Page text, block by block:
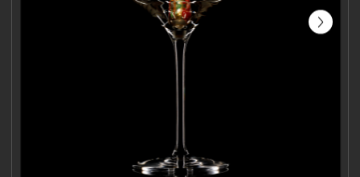
Бокал для белого вина "Голуби на шаре "